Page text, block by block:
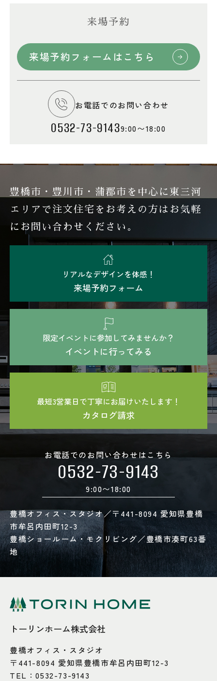
来場予約
来場予約フォームはこちら
お電話でのお問い合わせ
0532-73-91439:00〜18:00
豊橋市・豊川市・蒲郡市を中心に東三河
エリアで注文住宅を お考えの方はお気軽
にお問い合わせください。
リアルなデザインを体感！
来場予約フォーム
限定イベントに参加してみませんか？
イベントに行ってみる
最短3営業日で丁寧にお届けいたします！
カタログ請求
お電話でのお問い合わせはこちら
0532-73-9143
9:00〜18:00
豊橋オフィス・スタジオ／〒441-8094 愛知県豊橋
市牟呂内田町12-3
豊橋ショールーム・モクリビング／豊橋市湊町63番
地
トーリンホーム株式会社
豊橋オフィス・スタジオ
〒441-8094 愛知県豊橋市牟呂内田町12-3
TEL：0532-73-9143